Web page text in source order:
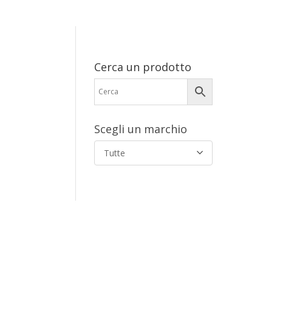
Cerca un prodotto
Scegli un marchio
Tutte